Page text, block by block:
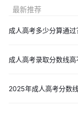
最新推荐
成人高考多少分算通
成人高考录取分数线高
2025年成人高考分数